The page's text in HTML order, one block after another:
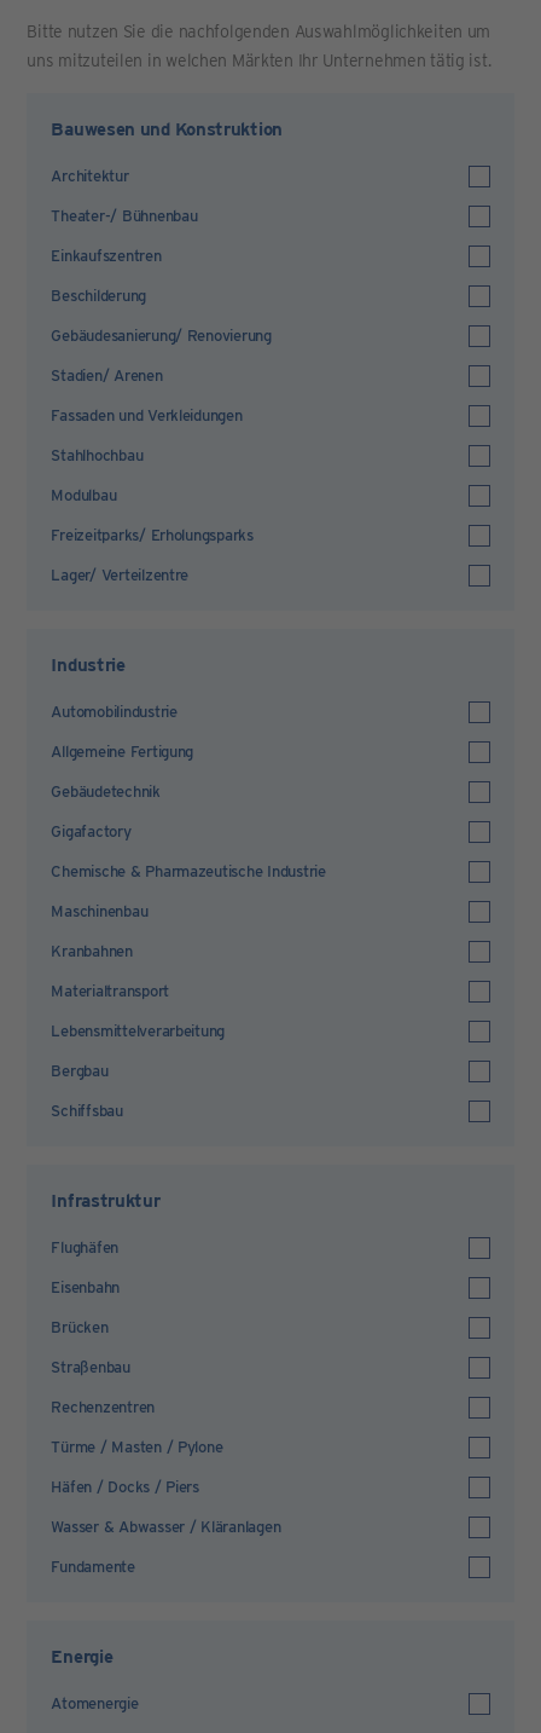
Bitte nutzen Sie die nachfolgenden Auswahlmöglichkeiten um
uns mitzuteilen in welchen Märkten Ihr Unternehmen tätig ist.
Bauwesen und Konstruktion
Architektur
Theater-/ Bühnenbau
Einkaufszentren
Beschilderung
Gebäudesanierung/ Renovierung
Stadien/ Arenen
Fassaden und Verkleidungen
Stahlhochbau
Modulbau
Freizeitparks/ Erholungsparks
Lager/ Verteilzentre
Industrie
Automobilindustrie
Allgemeine Fertigung
Gebäudetechnik
Gigafactory
Chemische & Pharmazeutische Industrie
Maschinenbau
Kranbahnen
Materialtransport
Lebensmittelverarbeitung
Bergbau
Schiffsbau
Infrastruktur
Flughäfen
Eisenbahn
Brücken
Straßenbau
Rechenzentren
Türme / Masten / Pylone
Häfen / Docks / Piers
Wasser & Abwasser / Kläranlagen
Fundamente
Energie
Atomenergie